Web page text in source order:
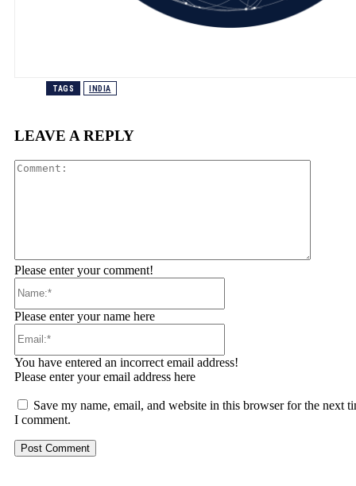
TAGS INDIA
LEAVE A REPLY
Please enter your comment!
Please enter your name here
You have entered an incorrect email address!
Please enter your email address here
Save my name, email, and website in this browser for the next
I comment.